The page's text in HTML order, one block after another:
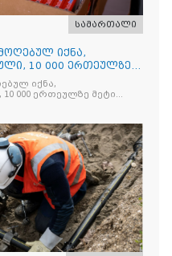
სამართალი
იქნა,
10 000 ერთეულზე
იქნა,
000 ერთეულზე მეტი
უკანონო ნიშანდებული